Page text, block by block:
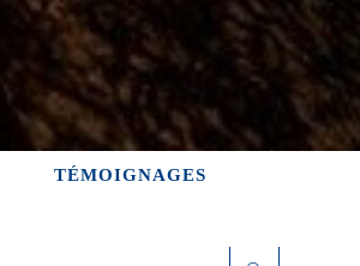
TÉMOIGNAGES